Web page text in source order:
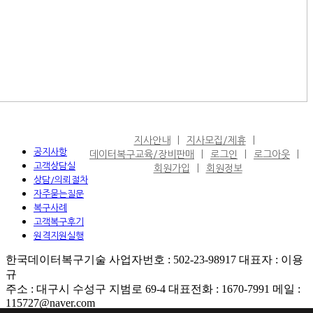
공지사항
고객상담실
상담/의뢰절차
자주묻는질문
복구사례
고객복구후기
원격지원실행
지사안내
지사모집/제휴
데이터복구교육/장비판매
로그인
로그아웃
회원가입
회원정보
한국데이터복구기술 사업자번호 : 502-23-98917 대표자 : 이용
규
주소 : 대구시 수성구 지범로 69-4 대표전화 : 1670-7991 메일 :
115727@naver.com